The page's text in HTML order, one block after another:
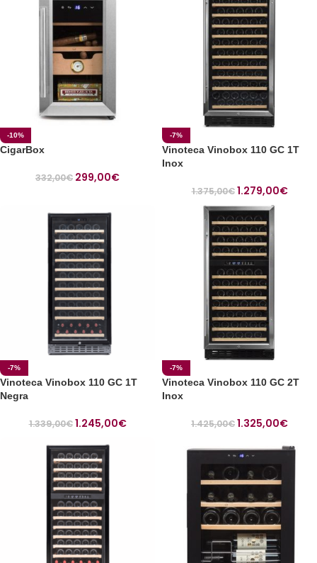
-10%
CigarBox
332,00€ 299,00€
-7%
Vinoteca Vinobox 110 GC 1T
Inox
1.375,00€ 1.279,00€
-7%
Vinoteca Vinobox 110 GC 1T
Negra
1.339,00€ 1.245,00€
-7%
Vinoteca Vinobox 110 GC 2T
Inox
1.425,00€1.325,00€